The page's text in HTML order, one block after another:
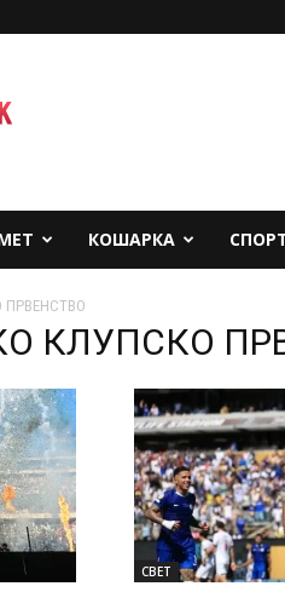
КОШАРКА
ПРВЕНСТВО
КЛУПСКО
СВЕТ